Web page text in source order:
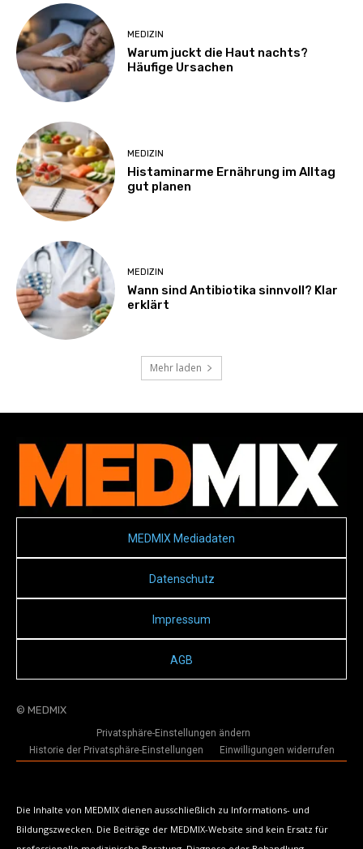
MEDIZIN
Warum juckt die Haut nachts?
Häufige Ursachen
MEDIZIN
Histaminarme Ernährung im Alltag
gut planen
MEDIZIN
Wann sind Antibiotika sinnvoll? Klar
erklärt
Mehr laden
MEDMIX Mediadaten
Datenschutz
Impressum
AGB
© MEDMIX
Privatsphäre-Einstellungen ändern
Historie der Privatsphäre-Einstellungen
Einwilligungen widerrufen
Die Inhalte von MEDMIX dienen ausschließlich zu Informations- und
Bildungszwecken. Die Beiträge der MEDMIX-Website sind kein Ersatz für